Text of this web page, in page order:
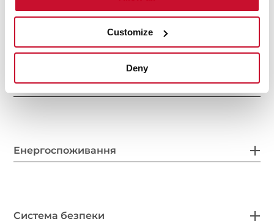
Customize
Deny
Особливі характеристики
Електричне підключення
Енергоспоживання
Система безпеки